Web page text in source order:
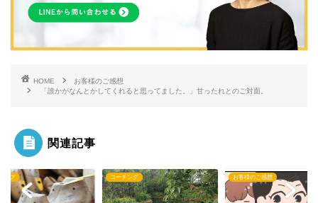
HOME
お客様のご感想
「誰かがなんとかしてくれると思ってました。」甘ったれとのご対面。
関連記事
ング お客様のご感想 コーチング